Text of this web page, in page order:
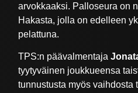
arvokkaaksi. Palloseura on
Hakasta, jolla on edelleen
pelattuna.
TPS:n päävalmentaja
tyytyväinen joukkueensa
tunnustusta myös